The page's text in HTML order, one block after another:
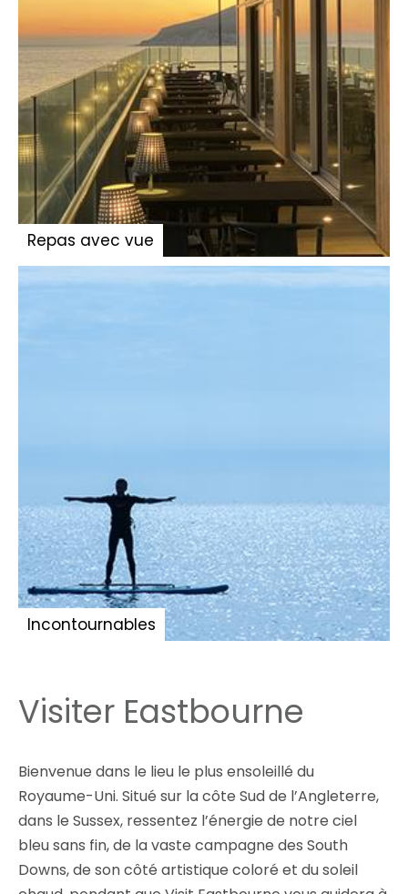
Repas avec vue
Incontournables
Visiter Eastbourne
Bienvenue dans le lieu le plus ensoleillé du
Royaume-Uni. Situé sur la côte Sud de l’Angleterre,
dans le Sussex, ressentez l’énergie de notre ciel
bleu sans fin, de la vaste campagne des South
Downs, de son côté artistique coloré et du soleil